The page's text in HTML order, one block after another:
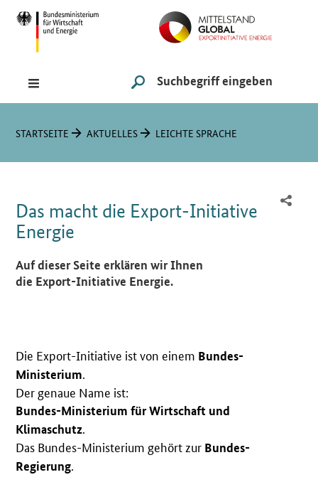
Suche
SUCHE STARTEN
Sie sind hier:
STARTSEITE AKTUELLES LEICHTE SPRACHE
Das macht die Export-Initiative
Energie
Auf dieser Seite erklären wir Ihnen
die Export-Initiative Energie.
Die Export-Initiative ist von einem Bundes-
Ministerium.
Der genaue Name ist:
Bundes-Ministerium für Wirtschaft und
Klimaschutz.
Das Bundes-Ministerium gehört zur Bundes-
Regierung.